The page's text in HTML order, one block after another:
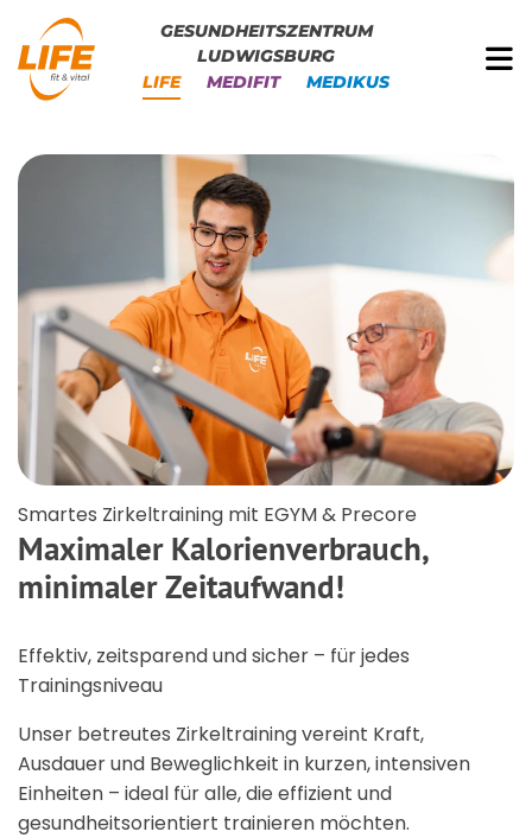
GESUNDHEITSZENTRUM
LUDWIGSBURG
LIFE
MEDIFIT MEDIKUS
Maximaler Kalorienverbrauch,
minimaler Zeitaufwand!
Smartes Zirkeltraining mit EGYM & Precore
Effektiv, zeitsparend und sicher – für jedes
Trainingsniveau
Unser betreutes Zirkeltraining vereint Kraft,
Ausdauer und Beweglichkeit in kurzen, intensiven
Einheiten – ideal für alle, die effizient und
gesundheitsorientiert trainieren möchten.